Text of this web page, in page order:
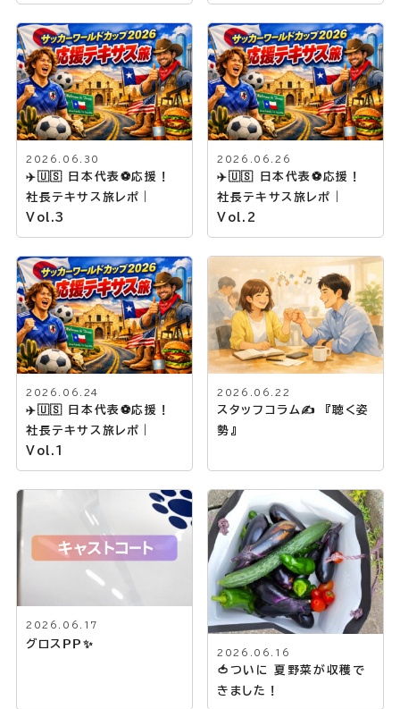
2026.06.30
✈️🇺🇸 日本代表⚽応援！
社長テキサス旅レポ｜
Vol.3
2026.06.26
✈️🇺🇸 日本代表⚽応援！
社長テキサス旅レポ｜
Vol.2
2026.06.24
✈️🇺🇸 日本代表⚽応援！
社長テキサス旅レポ｜
Vol.1
2026.06.22
スタッフコラム✍ 『聴く姿
勢』
2026.06.17
グロスＰＰ✨
2026.06.16
🍅ついに 夏野菜が収穫で
きました！